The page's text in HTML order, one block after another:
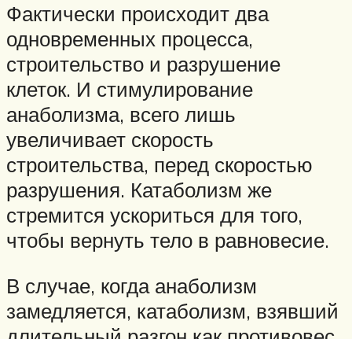
Фактически происходит два
одновременных процесса,
строительство и разрушение
клеток. И стимулирование
анаболизма, всего лишь
увеличивает скорость
строительства, перед скоростью
разрушения. Катаболизм же
стремится ускориться для того,
чтобы вернуть тело в равновесие.
В случае, когда анаболизм
замедляется, катаболизм, взявший